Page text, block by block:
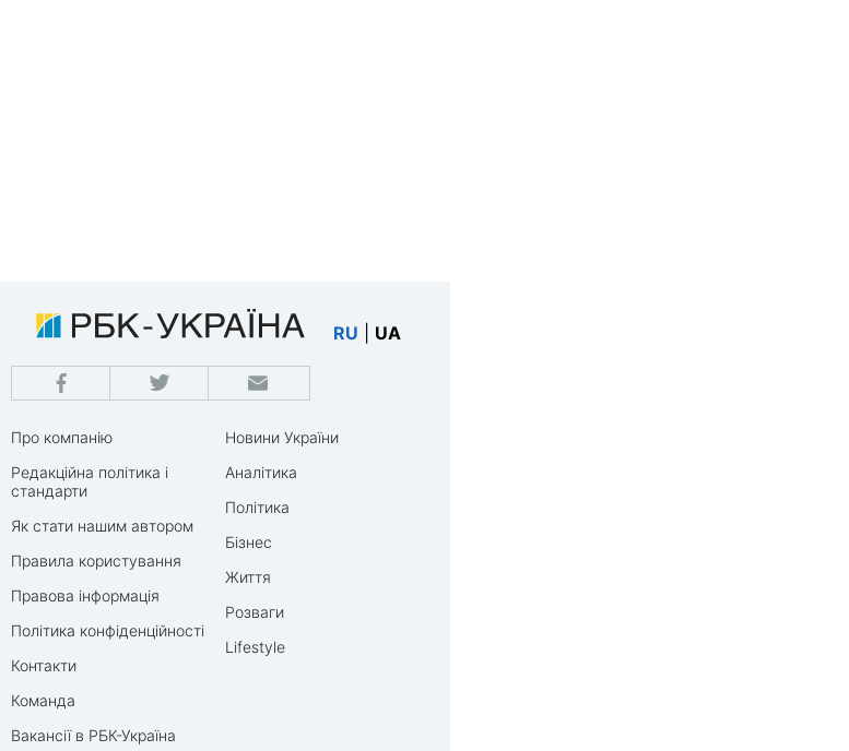
RU UA
Про компанію
Редакційна політика і
стандарти
Як стати нашим автором
Правила користування
Правова інформація
Політика конфіденційності
Контакти
Команда
Вакансії в РБК-Україна
Новини України
Аналітика
Політика
Бізнес
Життя
Розваги
Lifestyle